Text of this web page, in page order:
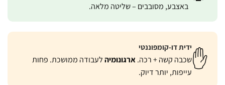
באצבע, מסובבים – שליטה מלאה.
ידית דו-קומפוננטי
שכבה קשה + רכה.ארגונומיהלעבודה ממושכת. פחות
עייפות, יותר דיוק.